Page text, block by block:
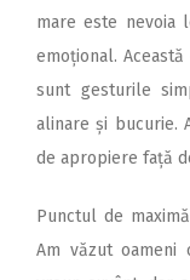
mare este nevoia
emoțional.
sunt gesturile
alinare și bucurie.
de apropiere față
Punctul de
Am văzut